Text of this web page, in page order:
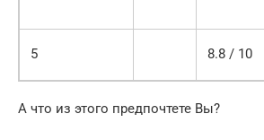
5 8.8 / 10
А что из этого предпочтете Вы?